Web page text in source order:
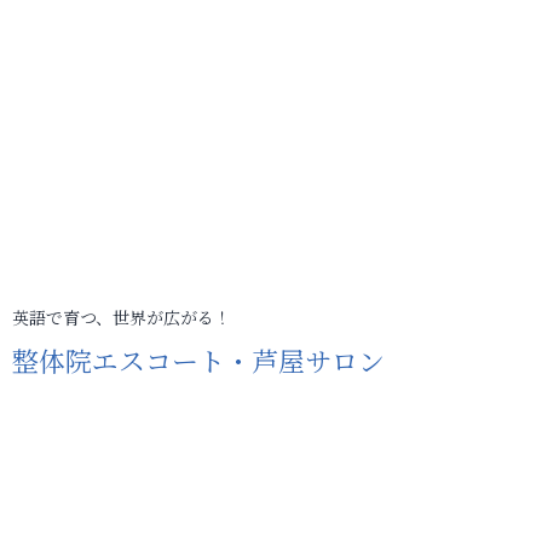
英語で育つ、世界が広がる！
整体院エスコート・芦屋サロン